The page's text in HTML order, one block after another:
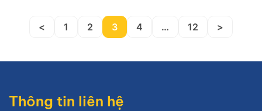
< 1 2 3 4 … 12 >
Thông tin liên hệ